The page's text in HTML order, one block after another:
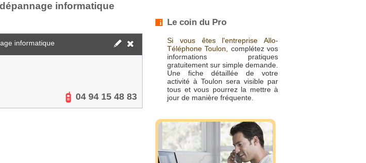
informatique
informatique
04 94 15 48 83
Le coin du Pro
Si vous êtes l'entreprise Allo-
Téléphone Toulon,
complétez vos
informations pratiques
gratuitement sur simple demande.
Une fiche détaillée de votre
activité à Toulon sera visible par
tous et vous pourrez la mettre à
jour de manière fréquente.